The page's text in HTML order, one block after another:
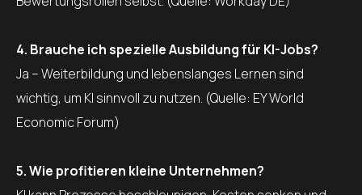
4. Brauche ich spezielle Ausbildung für KI-Jobs?
Ja – Weiterbildung und lebenslanges Lernen sind
wichtig, um KI sinnvoll zu nutzen. (Quelle: EY World
Economic Forum)
5. Wie profitieren kleine Unternehmen?